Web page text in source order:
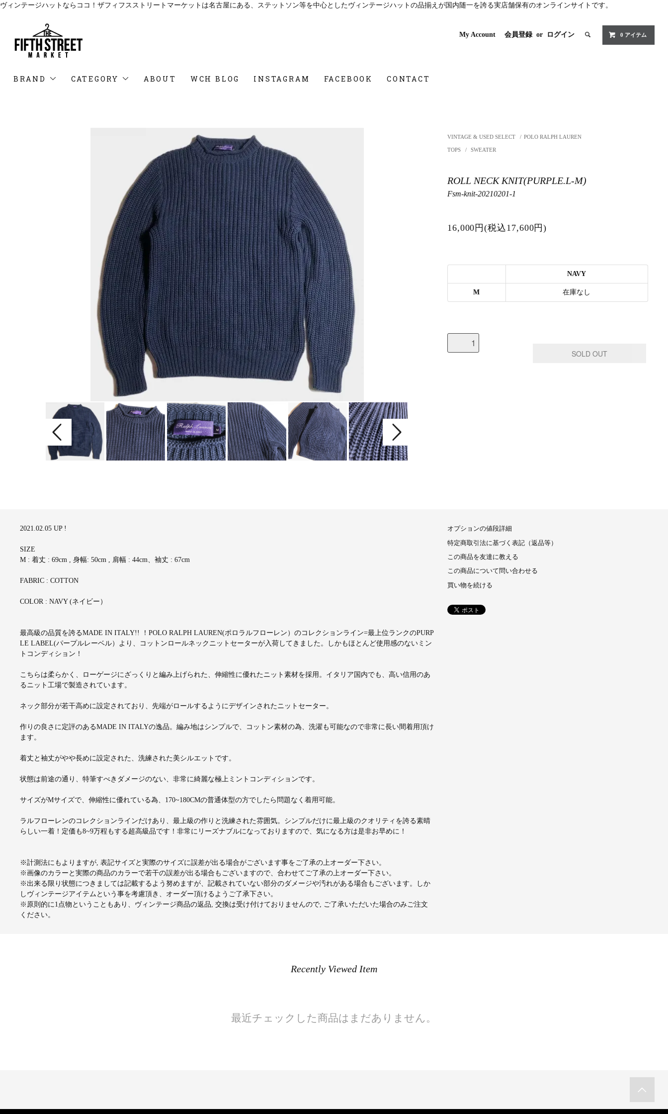
ヴィンテージハットならココ！ザフィフスストリートマーケットは名古屋にある、ステットソン等を中心としたヴィンテージハットの品揃えが国内随一を誇る実店舗保有のオンラインサイトです。
My Account 会員登録 or ログイン 0 アイテム
BRAND CATEGORY ABOUT WCH BLOG INSTAGRAM FACEBOOK CONTACT
VINTAGE & USED SELECT / POLO RALPH LAUREN
TOPS / SWEATER
ROLL NECK KNIT(PURPLE.L-M)
Fsm-knit-20210201-1
16,000円(税込17,600円)
NAVY
M 在庫なし
2021.02.05 UP !
SIZE
M : 着丈 : 69cm , 身幅: 50cm , 肩幅 : 44cm、袖丈 : 67cm
FABRIC : COTTON
COLOR : NAVY (ネイビー）
最高級の品質を誇るMADE IN ITALY!! ！POLO RALPH LAUREN(ポロラルフローレン）のコレクションライン=最上位ランクのPURP
LE LABEL(パープルレーベル）より、コットンロールネックニットセーターが入荷してきました。しかもほとんど使用感のないミン
トコンディション！
こちらは柔らかく、ローゲージにざっくりと編み上げられた、伸縮性に優れたニット素材を採用。イタリア国内でも、高い信用のあ
るニット工場で製造されています。
ネック部分が若干高めに設定されており、先端がロールするようにデザインされたニットセーター。
作りの良さに定評のあるMADE IN ITALYの逸品。編み地はシンプルで、コットン素材の為、洗濯も可能なので非常に長い間着用頂け
ます。
着丈と袖丈がやや長めに設定された、洗練された美シルエットです。
状態は前途の通り、特筆すべきダメージのない、非常に綺麗な極上ミントコンディションです。
サイズがMサイズで、伸縮性に優れている為、170~180CMの普通体型の方でしたら問題なく着用可能。
ラルフローレンのコレクションラインだけあり、最上級の作りと洗練された雰囲気。シンプルだけに最上級のクオリティを誇る素晴
らしい一着！定価も8~9万程もする超高級品です！非常にリーズナブルになっておりますので、気になる方は是非お早めに！
※計測法にもよりますが, 表記サイズと実際のサイズに誤差が出る場合がございます事をご了承の上オーダー下さい。
※画像のカラーと実際の商品のカラーで若干の誤差が出る場合もございますので、合わせてご了承の上オーダー下さい。
※出来る限り状態につきましては記載するよう努めますが、記載されていない部分のダメージや汚れがある場合もございます。しか
しヴィンテージアイテムという事を考慮頂き、オーダー頂けるようご了承下さい。
※原則的に1点物ということもあり、ヴィンテージ商品の返品, 交換は受け付けておりませんので, ご了承いただいた場合のみご注文
ください。
オプションの値段詳細
特定商取引法に基づく表記（返品等）
この商品を友達に教える
この商品について問い合わせる
買い物を続ける
Recently Viewed Item
最近チェックした商品はまだありません。